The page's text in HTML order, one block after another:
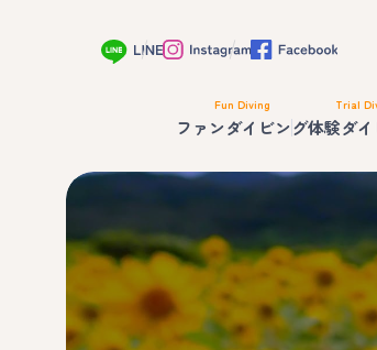
Fun Diving
ファンダイビング
Trial
体験ダ